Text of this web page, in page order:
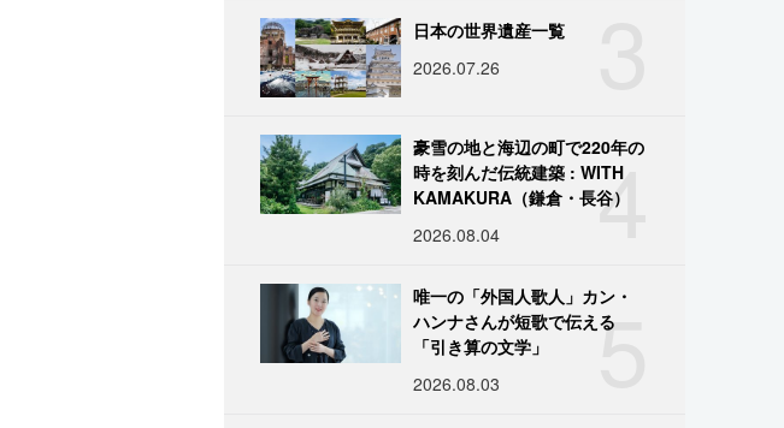
日本の世界遺産一覧
2026.07.26
4
豪雪の地と海辺の町で220年の
時を刻んだ伝統建築 : WITH
KAMAKURA（鎌倉・長谷）
2026.08.04
5
唯一の「外国人歌人」カン・
ハンナさんが短歌で伝える
「引き算の文学」
2026.08.03